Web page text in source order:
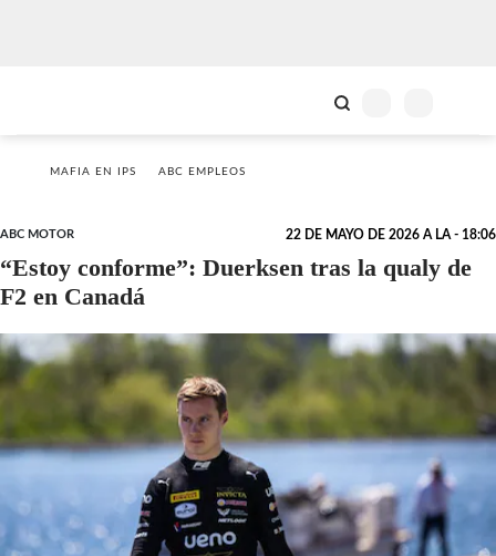
MAFIA EN IPS ABC EMPLEOS
ABC MOTOR 22 DE MAYO DE 2026 A LA - 18:06
“Estoy conforme”: Duerksen tras la qualy de
F2 en Canadá